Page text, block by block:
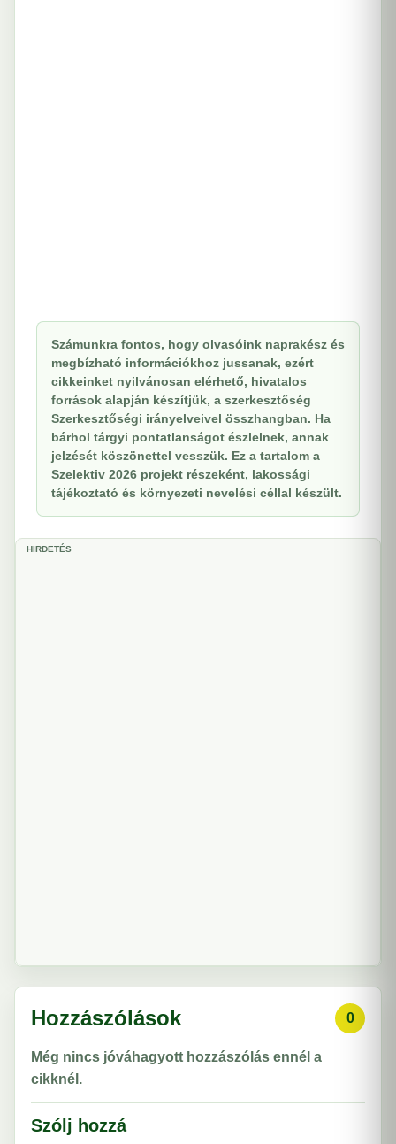
Számunkra fontos, hogy olvasóink naprakész és
megbízható információkhoz jussanak, ezért
cikkeinket nyilvánosan elérhető, hivatalos
források alapján készítjük, a szerkesztőség
Szerkesztőségi irányelveivel összhangban. Ha
bárhol tárgyi pontatlanságot észlelnek, annak
jelzését köszönettel vesszük. Ez a tartalom a
Szelektiv 2026 projekt részeként, lakossági
tájékoztató és környezeti nevelési céllal készült.
HIRDETÉS
Hozzászólások 0
Még nincs jóváhagyott hozzászólás ennél a
cikknél.
Szólj hozzá